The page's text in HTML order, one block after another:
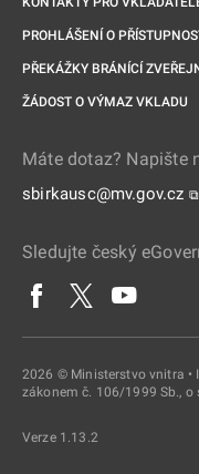
PROHLÁŠENÍ O
PŘEKÁŽKY BRÁNÍCÍ
ŽÁDOST O VÝMAZ VKLADU
Máte dotaz? Napište
sbirkausc@mv.gov.cz ⧉
Sledujte český
2026 © Ministerstvo vnitra •
zákonem č. 106/1999 Sb.,
Verze 1.13.2